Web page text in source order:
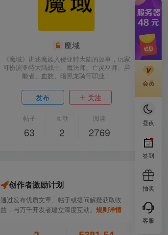
魔域
《魔域》讲述魔族入侵亚特大陆的故事，玩家
可扮演亚特大陆战士、魔法师、亡灵巫师、异
能者、血族、暗黑龙骑等职业！
发布 关注
帖子
63
互动
2
阅读
2769
创作者激励计划
通过发布优质文章、帖子或提问解疑获取收
益，与万千开发者建立深度互动。 规则详情
会员
昼夜
签到
抽奖
客服